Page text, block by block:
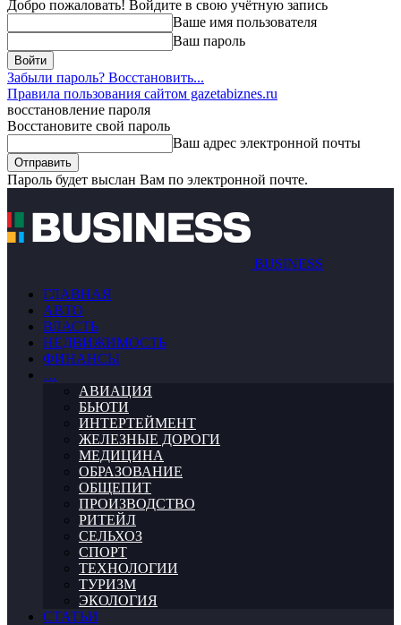
Добро пожаловать! Войдите в свою учётную запись
Ваше имя пользователя
Ваш пароль
Забыли пароль? Восстановить...
Правила пользования сайтом gazetabiznes.ru
восстановление пароля
Восстановите свой пароль
Ваш адрес электронной почты
Пароль будет выслан Вам по электронной почте.
BUSINESS
ГЛАВНАЯ
АВТО
ВЛАСТЬ
НЕДВИЖИМОСТЬ
ФИНАНСЫ
…
АВИАЦИЯ
БЬЮТИ
ИНТЕРТЕЙМЕНТ
ЖЕЛЕЗНЫЕ ДОРОГИ
МЕДИЦИНА
ОБРАЗОВАНИЕ
ОБЩЕПИТ
ПРОИЗВОДСТВО
РИТЕЙЛ
СЕЛЬХОЗ
СПОРТ
ТЕХНОЛОГИИ
ТУРИЗМ
ЭКОЛОГИЯ
СТАТЬИ